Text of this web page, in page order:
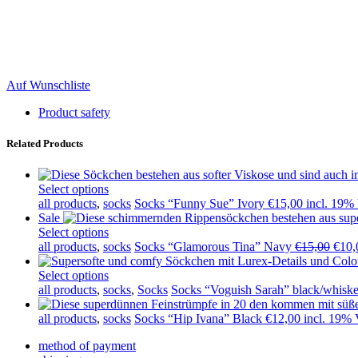
Auf Wunschliste
Product safety
Related Products
Select options
all products, socks Socks “Funny Sue” Ivory €15,00 incl. 19%
Sale
Select options
all products, socks Socks “Glamorous Tina” Navy €15,00
price
€
Select options
all products, socks, Socks Socks “Voguish Sarah” black/
all products, socks Socks “Hip Ivana” Black €12,00 incl. 19%
method of payment